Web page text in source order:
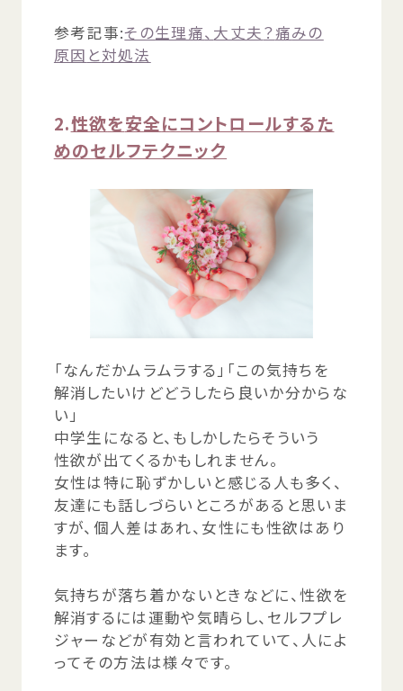
参考記事:その生理痛、 大丈夫？痛みの
原因 と対処法
2.性欲を安全にコントロールするた
めのセルフテクニック
「なんだかムラムラする」「この気持ちを
解消 したいけどどうしたら 良いか分からな
い」
中学生 になると、もしかしたらそういう
性欲が出てくるかもしれません。
女性は特に恥ずかしいと感じる 人 も多く、
友達にも話 しづらいところがあると思いま
すが、 個人差 はあれ、 女性にも性欲はあり
ます。
気持ちが落ち着かないときなどに、性欲を
解消するには運動や気晴らし、セルフプレ
ジャーなどが有効 と言われていて、 人 によ
ってその方法は様々です。